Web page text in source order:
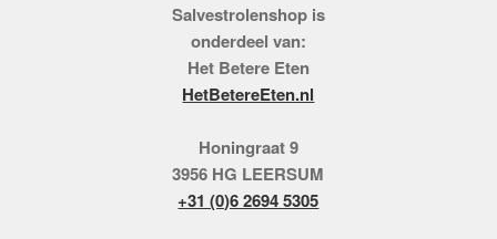
Salvestrolenshop is
onderdeel van:
Het Betere Eten
HetBetereEten.nl
Honingraat 9
3956 HG LEERSUM
+31 (0)6 2694 5305